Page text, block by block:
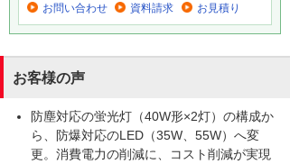
お問い合わせ 資料請求 お見積り
お客様の声
防塵対応の蛍光灯（40W形×2灯）の構成か
ら、防爆対応のLED（35W、55W）へ変
更。消費電力の削減に、コスト削減が実現